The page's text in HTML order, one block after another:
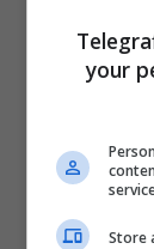
your
Store